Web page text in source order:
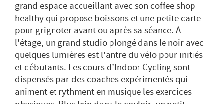
grand espace accueillant avec son coffee shop
healthy qui propose boissons et une petite carte
pour grignoter avant ou après sa séance. À
l'étage, un grand studio plongé dans le noir avec
quelques lumières est l'antre du vélo pour initiés
et débutants. Les cours d’Indoor Cycling sont
dispensés par des coaches expérimentés qui
animent et rythment en musique les exercices